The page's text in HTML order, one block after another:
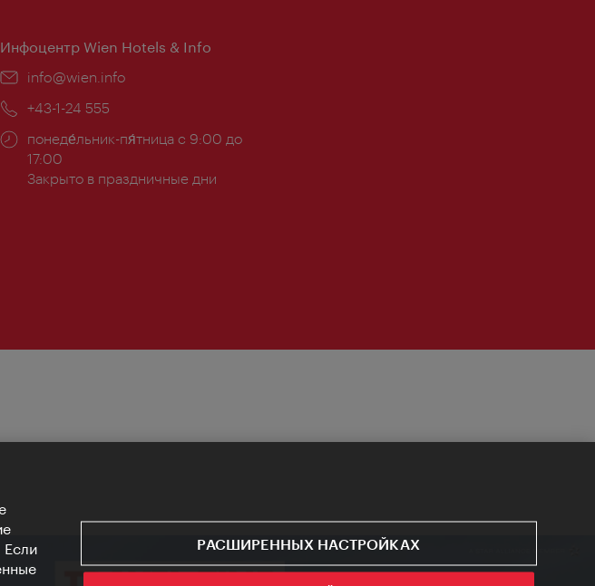
Инфоцентр Wien Hotels & Info
Эл.
info@wien.info
Телефон:
+43-1-24 555
Часы
работы:
понеде́льник-пя́тница с 9:00 до
17:00
Закрыто в праздничные дни
Если
РАСШИРЕННЫХ НАСТРОЙКАХ